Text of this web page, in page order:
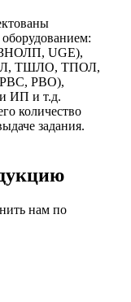
ЗНОЛП, UGE),
ТШЛО, ТПОЛ,
РВС, РВО),
ИП и т.д.
количество
задания.
нам по